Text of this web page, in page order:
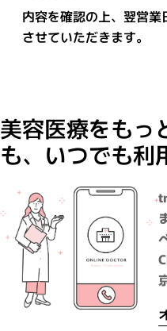
内容を確認の上、翌営
させていただきます。
美容医療をもっ
も、いつでも利